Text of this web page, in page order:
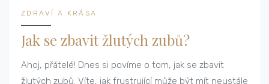
ZDRAVÍ A KRÁSA
Jak se zbavit žlutých zubů?
Ahoj, přátelé! Dnes si povíme o tom, jak se zbavit
žlutých zubů. Víte, jak frustrující může být mít neustále